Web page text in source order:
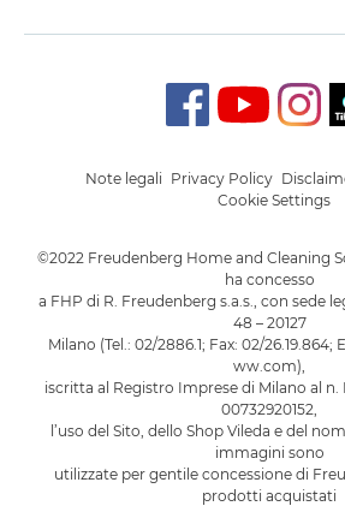
©2022 Freudenberg Home and Cleaning
ha concesso
a FHP di R. Freudenberg s.a.s., con sede
48 – 20127
Milano (Tel.: 02/2886.1; Fax: 02/
ww.com),
iscritta al Registro Imprese di Milano al n.
00732920152,
l’uso del Sito, dello Shop Vileda e del
immagini sono
utilizzate per gentile concessione di
prodotti acquistati
Note legali Privacy Policy
Cookie Settings